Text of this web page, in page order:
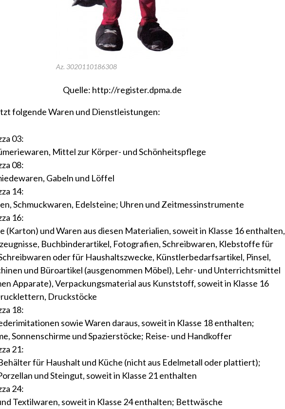
Az. 3020110186308
Quelle: http://register.dpma.de
folgende Waren und Dienstleistungen:
03:
Mittel zur Körper- und Schönheitspflege
08:
Gabeln und Löffel
14:
Schmuckwaren, Edelsteine; Uhren und Zeitmessinstrumente
16:
(Karton) und Waren aus diesen Materialien, soweit in Klasse 16 enthalten,
Buchbinderartikel, Fotografien, Schreibwaren, Klebstoffe für
oder für Haushaltszwecke, Künstlerbedarfsartikel, Pinsel,
und Büroartikel (ausgenommen Möbel), Lehr- und Unterrichtsmittel
Apparate), Verpackungsmaterial aus Kunststoff, soweit in Klasse 16
Druckstöcke
18:
sowie Waren daraus, soweit in Klasse 18 enthalten;
Sonnenschirme und Spazierstöcke; Reise- und Handkoffer
21:
für Haushalt und Küche (nicht aus Edelmetall oder plattiert);
und Steingut, soweit in Klasse 21 enthalten
24:
Textilwaren, soweit in Klasse 24 enthalten; Bettwäsche